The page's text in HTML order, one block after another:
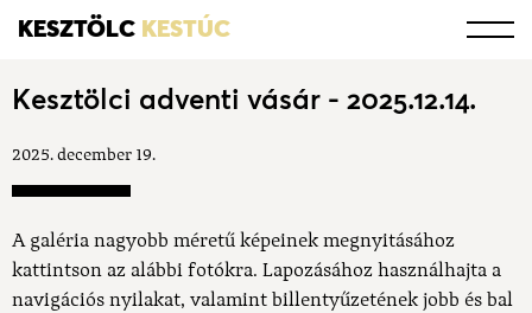
KESZTÖLC KESTÚC
Kesztölci adventi vásár - 2025.12.14.
2025. december 19.
A galéria nagyobb méretű képeinek megnyitásához
kattintson az alábbi fotókra. Lapozásához használhajta a
navigációs nyilakat, valamint billentyűzetének jobb és bal